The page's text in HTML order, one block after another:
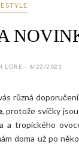
LORE - 6/22/2021
různá
, protože svíčky
tropického
doma už po